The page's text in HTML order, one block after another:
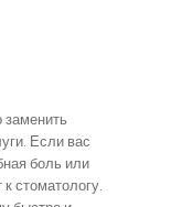
Если вас
боль или
стоматологу.